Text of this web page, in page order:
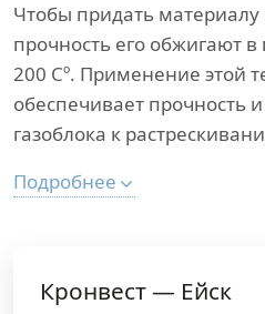
Чтобы придать
прочность его обжигают
200 Сº. Применение этой
обеспечивает прочность
газоблока к
Подробнее
Кронвест — Ейск